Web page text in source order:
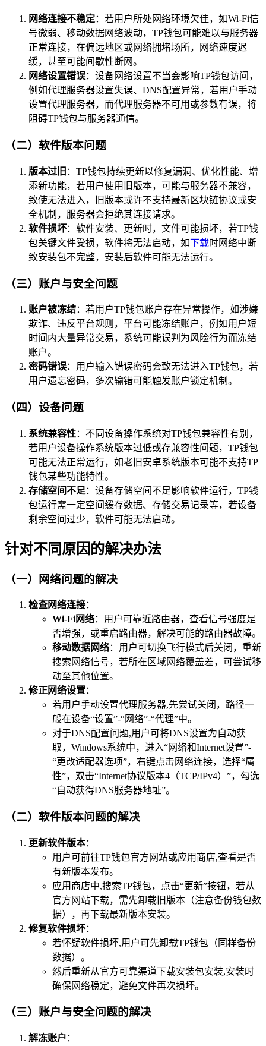
网络连接不稳定：若用户所处网络环境欠佳，如Wi-Fi信
号微弱、移动数据网络波动，TP钱包可能难以与服务器
正常连接，在偏远地区或网络拥堵场所，网络速度迟
缓，甚至可能间歇性断网。
网络设置错误：设备网络设置不当会影响TP钱包访问，
例如代理服务器设置失误、DNS配置异常，若用户手动
设置代理服务器，而代理服务器不可用或参数有误，将
阻碍TP钱包与服务器通信。
（二）软件版本问题
版本过旧 ：TP钱包持续更新以修复漏洞、优化性能、增
添新功能，若用户使用旧版本，可能与服务器不兼容，
致使无法进入，旧版本或许不支持最新区块链协议或安
全机制，服务器会拒绝其连接请求。
软件损坏：软件安装、更新时，文件可能损坏，若TP钱
包关键文件受损，软件将无法启动，如下载时网络中断
致安装包不完整，安装后软件可能无法运行。
（三）账户与安全问题
账户被冻结：若用户TP钱包账户存在异常操作，如涉嫌
欺诈、违反平台规则，平台可能冻结账户，例如用户短
时间内大量异常交易，系统可能误判为风险行为而冻结
账户。
密码错误：用户输入错误密码会致无法进入TP钱包，若
用户遗忘密码，多次输错可能触发账户锁定机制。
（四）设备问题
系统兼容性：不同设备操作系统对TP钱包兼容性有别，
若用户设备操作系统版本过低或存兼容性问题，TP钱包
可能无法正常运行，如老旧安卓系统版本可能不支持TP
钱包某些功能特性。
存储空间不足 ：设备存储空间不足影响软件运行，TP钱
包运行需一定空间缓存数据、存储交易记录等，若设备
剩余空间过少，软件可能无法启动。
针对不同原因的解决办法
（一）网络问题的解决
检查网络连接：
Wi-Fi网络：用户可靠近路由器，查看信号强度是
否增强，或重启路由器，解决可能的路由器故障。
移动数据网络：用户可切换飞行模式后关闭，重新
搜索网络信号，若所在区域网络覆盖差，可尝试移
动至其他位置。
修正网络设置：
若用户手动设置代理服务器,先尝试关闭，路径一
般在设备“设置”-“网络”-“代理”中。
对于DNS配置问题,用户可将DNS设置为自动获
取，Windows系统中，进入“网络和Internet设置”-
“更改适配器选项”，右键点击网络连接，选择“属
性”，双击“Internet协议版本4（TCP/IPv4）”，勾选
“自动获得DNS服务器地址”。
（二）软件版本问题的解决
更新软件版本：
用户可前往TP钱包官方网站或应用商店,查看是否
有新版本发布。
应用商店中,搜索TP钱包，点击“更新”按钮，若从
官方网站下载，需先卸载旧版本（注意备份钱包数
据），再下载最新版本安装。
修复软件损坏：
若怀疑软件损坏,用户可先卸载TP钱包（同样备份
数据）。
然后重新从官方可靠渠道下载安装包安装,安装时
确保网络稳定，避免文件再次损坏。
（三）账户与安全问题的解决
解冻账户 ：